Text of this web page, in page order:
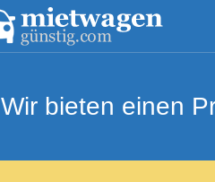
Wir bieten einen